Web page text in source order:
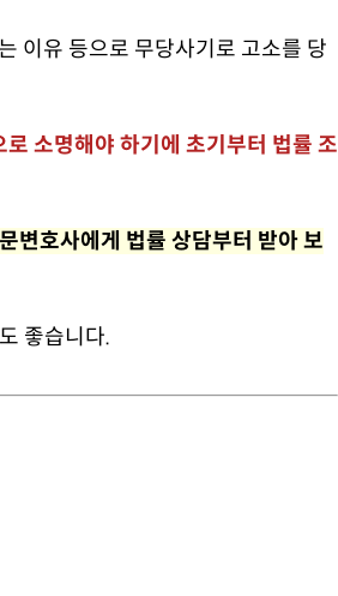
이유 등으로 무당사기로 고소를 당
소명해야 하기에 초기부터 법률 조
변호사에게 법률 상담부터 받아 보
좋습니다.